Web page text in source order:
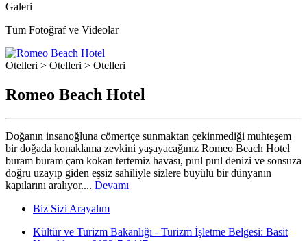
Galeri
Tüm Fotoğraf ve Videolar
Otelleri > Otelleri > Otelleri
Romeo Beach Hotel
Doğanın insanoğluna cömertçe sunmaktan çekinmediği muhteşem
bir doğada konaklama zevkini yaşayacağınız Romeo Beach Hotel
buram buram çam kokan tertemiz havası, pırıl pırıl denizi ve sonsuza
doğru uzayıp giden eşsiz sahiliyle sizlere büyülü bir dünyanın
kapılarını aralıyor.... Devamı
Biz Sizi Arayalım
Kültür ve Turizm Bakanlığı - Turizm İşletme Belgesi: Basit